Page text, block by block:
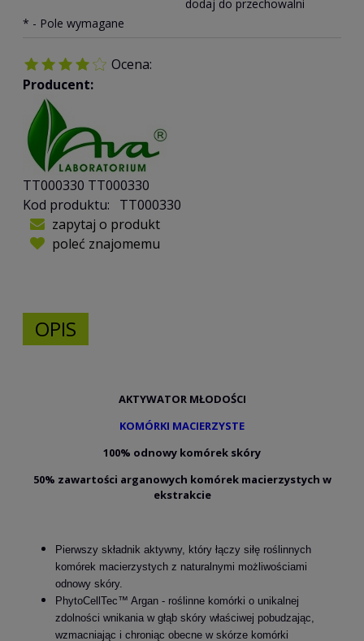
dodaj do przechowalni
* - Pole wymagane
Ocena:
Producent:
TT000330 TT000330
Kod produktu:
TT000330
zapytaj o produkt
poleć znajomemu
OPIS
AKTYWATOR MŁODOŚCI
KOMÓRKI MACIERZYSTE
100% odnowy komórek skóry
50% zawartości arganowych komórek macierzystych w
ekstrakcie
Pierwszy składnik aktywny, który łączy siłę roślinnych
komórek macierzystych z naturalnymi możliwościami
odnowy skóry.
PhytoCellTec™ Argan - roślinne komórki o unikalnej
zdolności wnikania w głąb skóry właściwej pobudzając,
wzmacniając i chroniąc obecne w skórze komórki